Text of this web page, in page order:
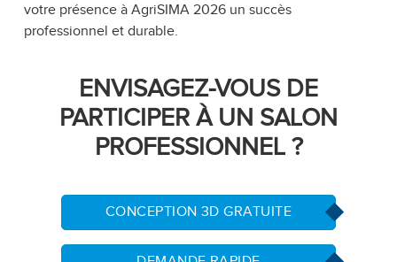
votre présence à AgriSIMA 2026 un succès
professionnel et durable.
ENVISAGEZ-VOUS DE
PARTICIPER À UN SALON
PROFESSIONNEL ?
CONCEPTION 3D GRATUITE